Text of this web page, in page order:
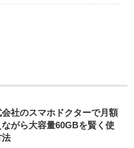
会社のスマホドクターで月額
がら大容量60GBを賢く使
法